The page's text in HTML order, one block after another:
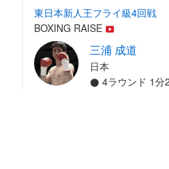
東日本新人王フライ級4回戦
BOXING RAISE
三浦 成道
日本
4ラウンド 1分